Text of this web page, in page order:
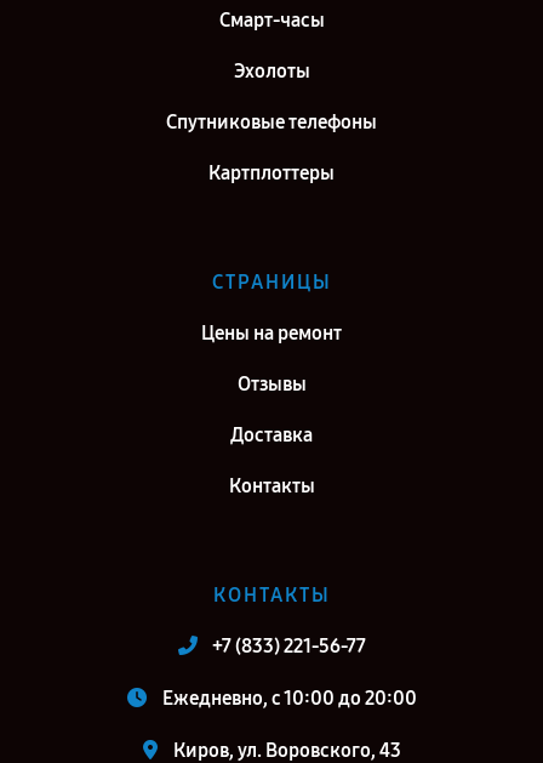
Смарт-часы
Эхолоты
Спутниковые телефоны
Картплоттеры
СТРАНИЦЫ
Цены на ремонт
Отзывы
Доставка
Контакты
КОНТАКТЫ
+7 (833) 221-56-77
Ежедневно, с 10:00 до 20:00
Киров, ул. Воровского, 43